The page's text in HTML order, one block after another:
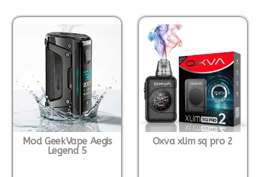
Mod GeekVape Aegis
Legend 5
Oxva xlim sq pro 2